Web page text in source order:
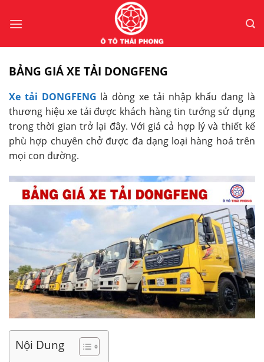
qua
dung
BẢNG GIÁ XE TẢI DONGFENG
Xe tải DONGFENG là dòng xe tải nhập khẩu đang là
thương hiệu xe tải được khách hàng tin tưởng sử dụng
trong thời gian trở lại đây. Với giá cả hợp lý và thiết kế
phù hợp chuyên chở được đa dạng loại hàng hoá trên
mọi con đường.
Nội Dung